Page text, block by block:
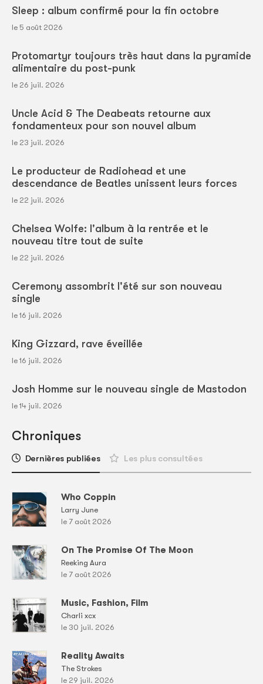
Sleep : album confirmé pour la fin octobre
le 5 août 2026
Protomartyr toujours très haut dans la pyramide
alimentaire du post-punk
le 26 juil. 2026
Uncle Acid & The Deabeats retourne aux
fondamenteux pour son nouvel album
le 23 juil. 2026
Le producteur de Radiohead et une
descendance de Beatles unissent leurs forces
le 22 juil. 2026
Chelsea Wolfe: l'album à la rentrée et le
nouveau titre tout de suite
le 22 juil. 2026
Ceremony assombrit l'été sur son nouveau
single
le 16 juil. 2026
King Gizzard, rave éveillée
le 16 juil. 2026
Josh Homme sur le nouveau single de Mastodon
le 14 juil. 2026
Chroniques
Dernières publiées Les plus consultées
Who Coppin
Larry June
le 7 août 2026
On The Promise Of The Moon
Reeking Aura
le 7 août 2026
Music, Fashion, Film
Charli xcx
le 30 juil. 2026
Reality Awaits
The Strokes
le 29 juil. 2026